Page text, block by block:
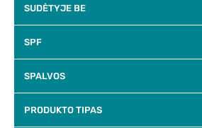
SUDĖTYJE BE
SPF
SPALVOS
PRODUKTO TIPAS